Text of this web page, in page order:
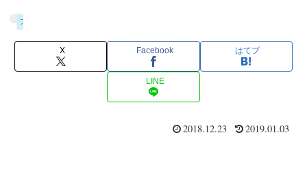
アニメ・マンガ・ラノベ
X Facebook はてブ
LINE
2018.12.23 2019.01.03